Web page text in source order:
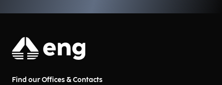
Find our Offices & Contacts